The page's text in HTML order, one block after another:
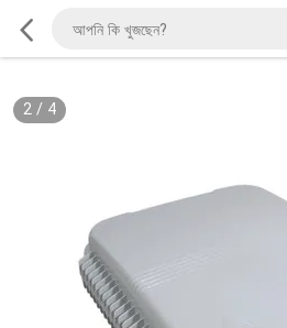
2/ 4